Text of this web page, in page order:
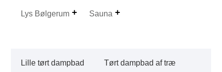
Lys Bølgerum Sauna
Lille tørt dampbad Tørt dampbad af træ